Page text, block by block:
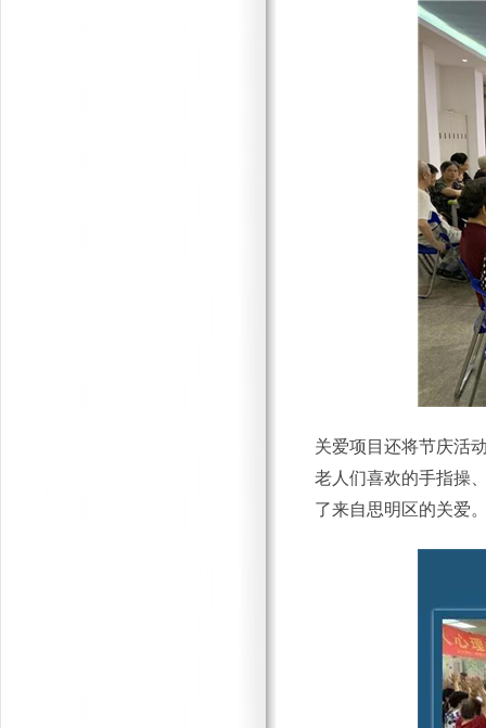
关爱项目还将节庆活
老人们喜欢的手指操
了来自思明区的关爱